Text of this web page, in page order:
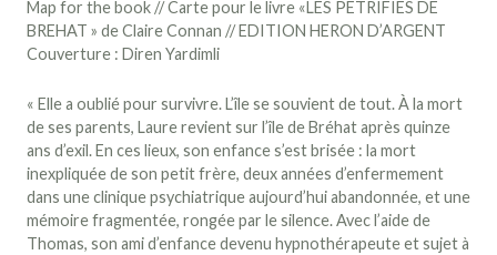
Map for the book // Carte pour le livre «LES PETRIFIES DE
BREHAT » de Claire Connan // EDITION HERON D’ARGENT
Couverture : Diren Yardimli
« Elle a oublié pour survivre. L’île se souvient de tout. À la mort
de ses parents, Laure revient sur l’île de Bréhat après quinze
ans d’exil. En ces lieux, son enfance s’est brisée : la mort
inexpliquée de son petit frère, deux années d’enfermement
dans une clinique psychiatrique aujourd’hui abandonnée, et une
mémoire fragmentée, rongée par le silence. Avec l’aide de
Thomas, son ami d’enfance devenu hypnothérapeute et sujet à